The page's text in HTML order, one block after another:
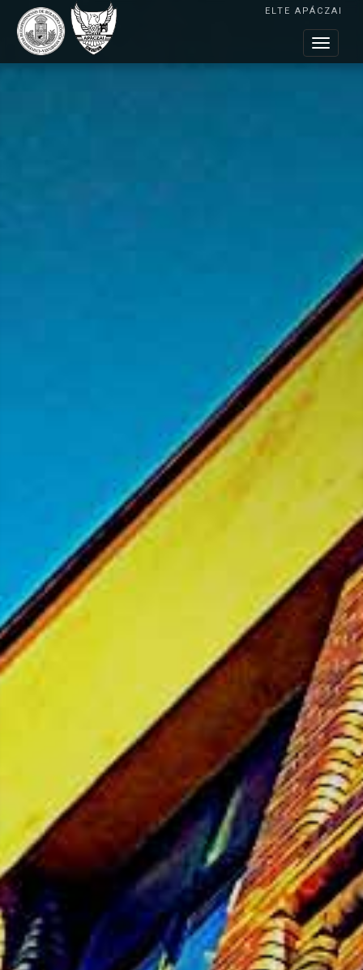
ELTE APÁCZAI